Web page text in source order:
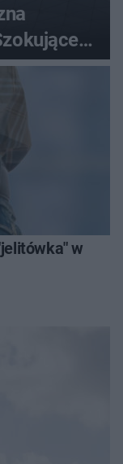
w